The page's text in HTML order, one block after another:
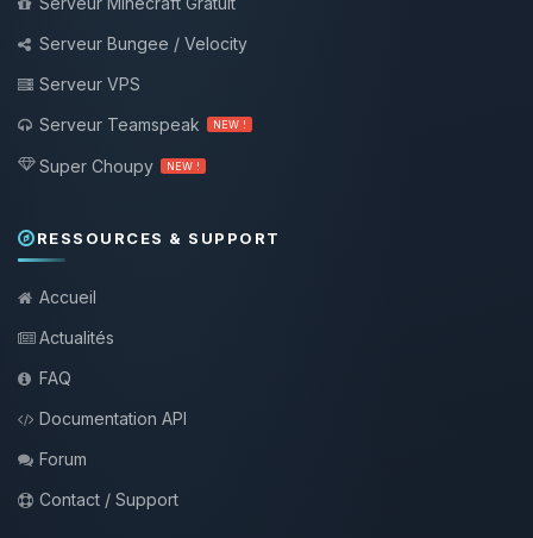
Serveur Bungee / Velocity
Serveur VPS
Serveur Teamspeak
NEW !
Super Choupy NEW !
RESSOURCES & SUPPORT
Accueil
Actualités
FAQ
Documentation API
Forum
Contact / Support